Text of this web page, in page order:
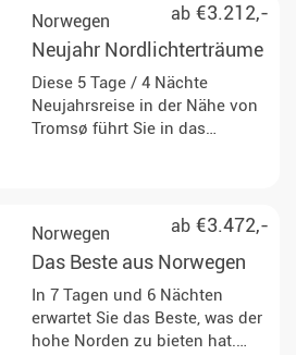
aus Nordlichterbeobachtung
und verschiedenen,
spannenden Tagesaktivitäten
kennen.
ab €3.212,-
Norwegen
Neujahr Nordlichterträume
Diese 5 Tage / 4 Nächte
Neujahrsreise in der Nähe von
Tromsø führt Sie in das
atemberaubender Natur und
abenteuerlichen Aktivitäten wie
einer Fahrt mit dem
Schneemobil und einer
Schneeschuhwanderung.
ab €3.472,-
Norwegen
Das Beste aus Norwegen
In 7 Tagen und 6 Nächten
erwartet Sie das Beste, was der
hohe Norden zu bieten hat.